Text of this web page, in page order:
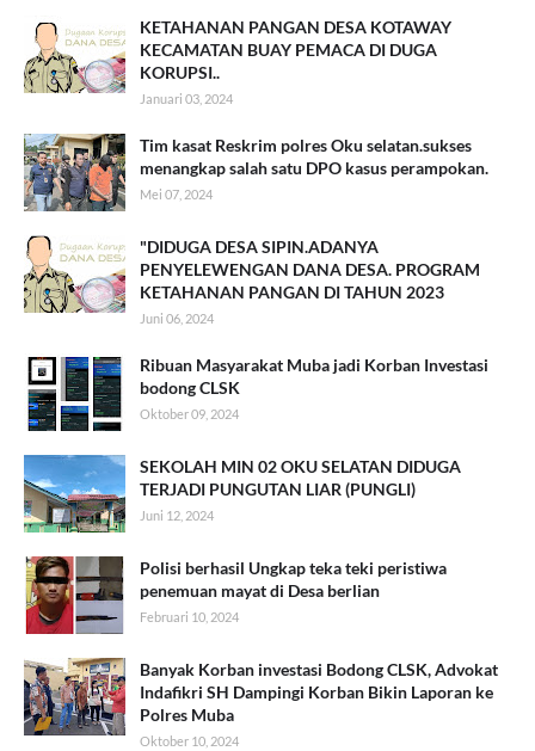
KETAHANAN PANGAN DESA KOTAWAY
KECAMATAN BUAY PEMACA DI DUGA
KORUPSI..
Januari 03, 2024
Tim kasat Reskrim polres Oku selatan.sukses
menangkap salah satu DPO kasus perampokan.
Mei 07, 2024
"DIDUGA DESA SIPIN.ADANYA
PENYELEWENGAN DANA DESA. PROGRAM
KETAHANAN PANGAN DI TAHUN 2023
Juni 06, 2024
Ribuan Masyarakat Muba jadi Korban Investasi
bodong CLSK
Oktober 09, 2024
SEKOLAH MIN 02 OKU SELATAN DIDUGA
TERJADI PUNGUTAN LIAR (PUNGLI)
Juni 12, 2024
Polisi berhasil Ungkap teka teki peristiwa
penemuan mayat di Desa berlian
Februari 10, 2024
Banyak Korban investasi Bodong CLSK, Advokat
Indafikri SH Dampingi Korban Bikin Laporan ke
Polres Muba
Oktober 10, 2024